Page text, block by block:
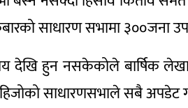
साधारण सभामा ३००जना
देखि हुन नसकेकोले बार्षिक
साधारणसभाले सबै अपडेट